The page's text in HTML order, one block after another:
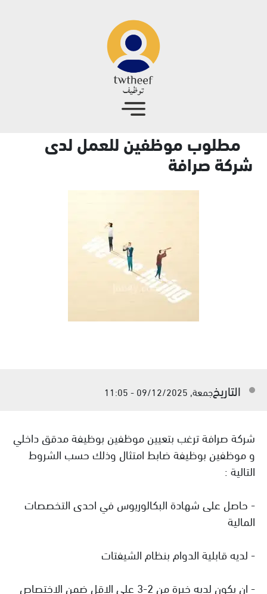
مطلوب موظفين للعمل لدى
شركة صرافة
التاريخجمعة, 09/12/2025 - 11:05
شركة صرافة ترغب بتعيين موظفين بوظيفة مدقق داخلي
و موظفين بوظيفة ضابط امتثال وذلك حسب الشروط
التالية :
- حاصل على شهادة البكالوريوس في احدى التخصصات
المالية
- لديه قابلية الدوام بنظام الشيفتات
- ان يكون لديه خبرة من 2-3 على الاقل ضمن الاختصاص